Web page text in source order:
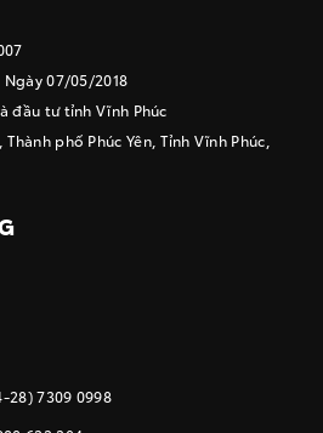
07/05/2018
đầu tư tỉnh Vĩnh Phúc
phố Phúc Yên, Tỉnh Vĩnh Phúc,
7309 0998